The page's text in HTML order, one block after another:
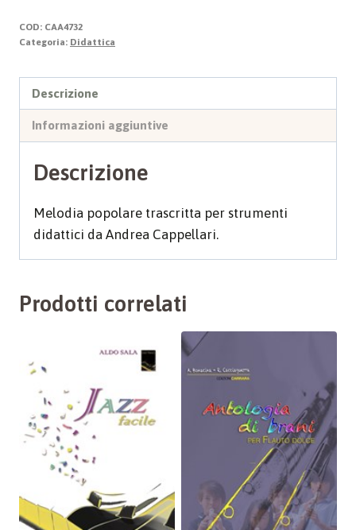
Shi
Su
quantità
COD: CAA4732
Categoria: Didattica
Descrizione
Informazioni aggiuntive
Descrizione
Melodia popolare trascritta per strumenti
didattici da Andrea Cappellari.
Prodotti correlati